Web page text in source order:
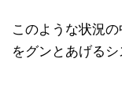
このような状況
をグンとあげるシ